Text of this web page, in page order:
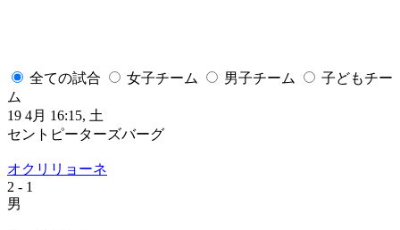
全ての試合 女子チーム 男子チーム
子どもチー
ム
19 4月 16:15, 土
セントピーターズバーグ
オクリリョーネ
2 - 1
男